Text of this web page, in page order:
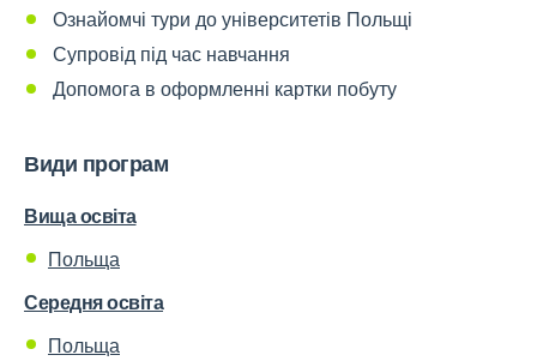
Ознайомчі тури до університетів Польщі
Супровід під час навчання
Допомога в оформленні картки побуту
Види програм
Вища освіта
Польща
Середня освіта
Польща